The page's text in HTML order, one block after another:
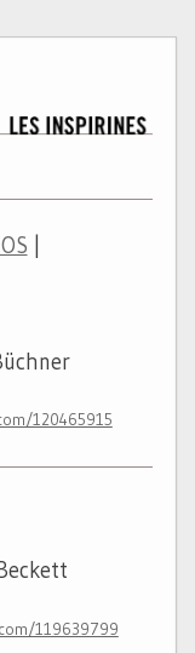
120465915
119639799